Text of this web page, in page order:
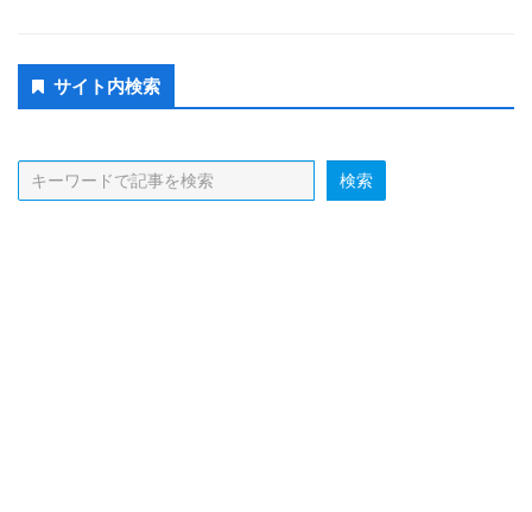
Secondary
Sidebar
サイト内検索